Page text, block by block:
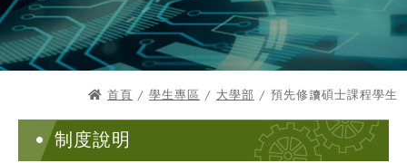
首頁 / 學生專區 / 大學部 / 預先修讀碩士課程學生
制度說明